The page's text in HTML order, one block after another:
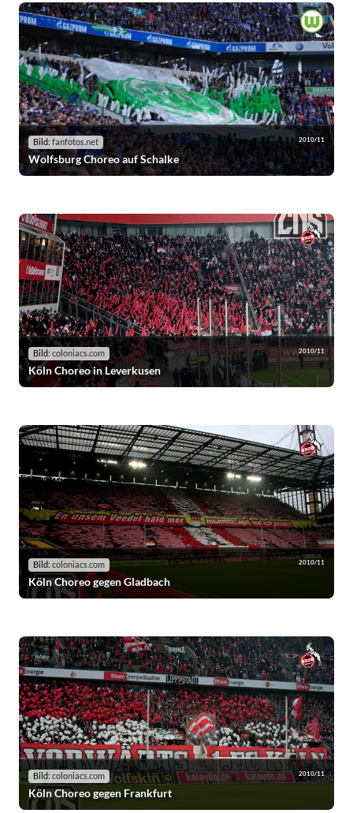
Bild: fanfotos.net 2010/11
Wolfsburg Choreo auf Schalke
Bild: coloniacs.com 2010/11
Köln Choreo in Leverkusen
Bild: coloniacs.com 2010/11
Köln Choreo gegen Gladbach
Bild: coloniacs.com 2010/11
Köln Choreo gegen Frankfurt